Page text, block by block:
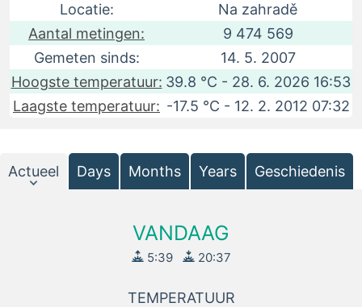
Locatie:
Na zahradě
Aantal metingen:
9 474 569
Gemeten sinds:
14. 5. 2007
Hoogste temperatuur: 39.8 °C - 28. 6. 2026 16:53
Laagste temperatuur: -17.5 °C - 12. 2. 2012 07:32
Actueel Days Months Years Geschiedenis
VANDAAG
5:39 20:37
TEMPERATUUR